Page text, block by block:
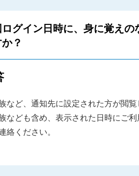
グイン日時に、身に覚え
？
など、通知先に設定された方が閲
なども含め、表示された日時にご
絡ください。